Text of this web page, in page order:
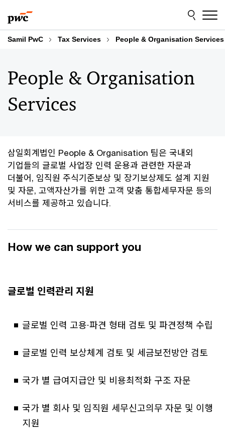
to
content
to
footer
Samil PwC Tax Services People & Organisation Services
People & Organisation
Services
삼일회계법인 People & Organisation 팀은 국내외
기업들의 글로벌 사업장 인력 운용과 관련한 자문과
더불어, 임직원 주식기준보상 및 장기보상제도 설계 지원
및 자문, 고액자산가를 위한 고객 맞춤 통합세무자문 등의
서비스를 제공하고 있습니다.
How we can support you
글로벌 인력관리 지원
글로벌 인력 고용·파견 형태 검토 및 파견정책 수립
글로벌 인력 보상체계 검토 및 세금보전방안 검토
국가 별 급여지급안 및 비용최적화 구조 자문
국가 별 회사 및 임직원 세무신고의무 자문 및 이행
지원